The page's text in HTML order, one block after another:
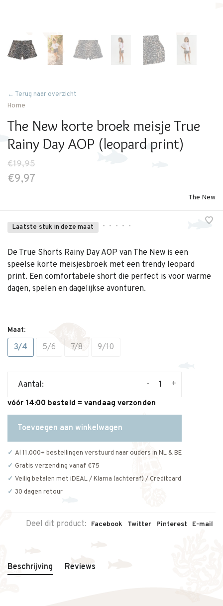
← Terug naar overzicht
Home
The New korte broek meisje True
Rainy Day AOP (leopard print)
€19,95
€9,97
The New
Laatste stuk in deze maat • • • • •
De True Shorts Rainy Day AOP van The New is een
speelse korte meisjesbroek met een trendy leopard
print. Een comfortabele short die perfect is voor warme
dagen, spelen en dagelijkse avonturen.
Maat:
3/4 5/6 7/8 9/10
Aantal: +
-
vóór 14:00 besteld = vandaag verzonden
Toevoegen aan winkelwagen
Al 11.000+ bestellingen verstuurd naar ouders in NL & BE
Gratis verzending vanaf €75
Veilig betalen met iDEAL / Klarna (achteraf) / Creditcard
30 dagen retour
Deel dit product: Facebook Twitter Pinterest E-mail
Beschrijving Reviews